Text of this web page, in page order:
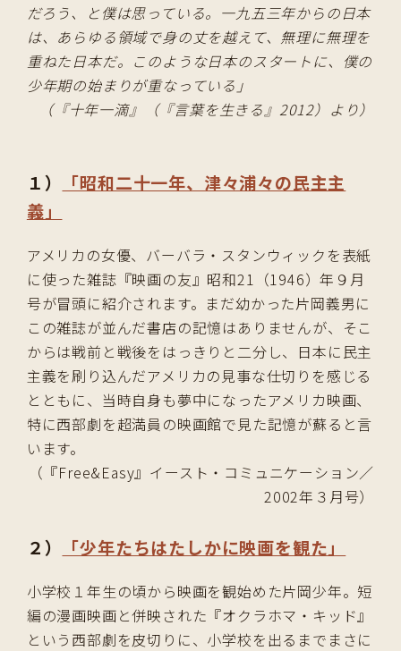
だろう、と僕は思っている。一九五三年からの日本
は、あらゆる領域で身の丈を越えて、無理に無理を
重ねた日本だ。このような日本のスタートに、僕の
少年期の始まりが重なっている」
（『十年一滴』（『言葉を生きる』2012）より）
１）
「昭和二十一年、津々浦々の民主主
義」
アメリカの女優、バーバラ・スタンウィックを表紙
に使った雑誌『映画の友』昭和21（1946）年９月
号が冒頭に紹介されます。まだ幼かった片岡義男に
この雑誌が並んだ書店の記憶はありませんが、そこ
からは戦前と戦後をはっきりと二分し、日本に民主
主義を刷り込んだアメリカの見事な仕切りを感じる
とともに、当時自身も夢中になったアメリカ映画、
特に西部劇を超満員の映画館で見た記憶が蘇ると言
います。
（『Free&Easy』イースト・コミュニケーション／
2002年３月号）
２） 「少年たちはたしかに映画を観た」
小学校１年生の頃から映画を観始めた片岡少年。短
編の漫画映画と併映された『オクラホマ・キッド』
という西部劇を皮切りに、小学校を出るまでまさに